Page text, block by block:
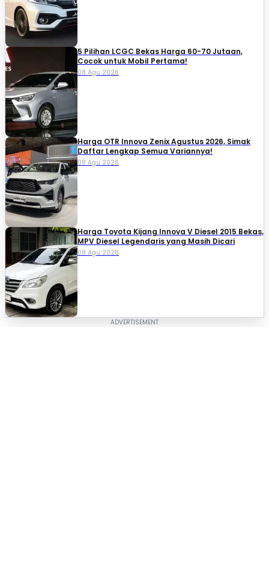
5 Pilihan LCGC Bekas Harga 60-70 Jutaan,
Cocok untuk Mobil Pertama!
08 Agu 2026
Harga OTR Innova Zenix Agustus 2026, Simak
Daftar Lengkap Semua Variannya!
08 Agu 2026
Harga Toyota Kijang Innova V Diesel 2015 Bekas,
MPV Diesel Legendaris yang Masih Dicari
08 Agu 2026